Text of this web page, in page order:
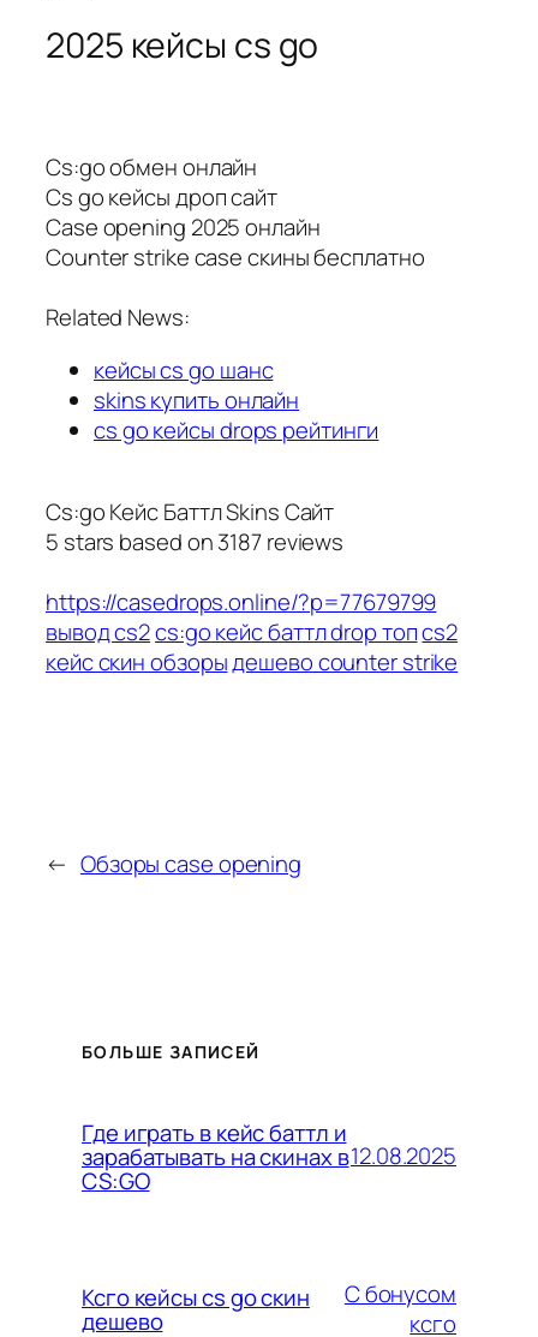
2025 кейсы cs go
Cs:go обмен онлайн
Cs go кейсы дроп сайт
Case opening 2025 онлайн
Counter strike case скины бесплатно
Related News:
кейсы cs go шанс
skins купить онлайн
cs go кейсы drops рейтинги
Cs:go Кейс Баттл Skins Сайт
5 stars based on3187reviews
https://casedrops.online/?p=77679799
вывод cs2cs:go кейс баттл drop топcs2
кейс скин обзорыдешево counter strike
← Обзоры case opening
БОЛЬШЕ ЗАПИСЕЙ
Где играть в кейс баттл и
зарабатывать на скинах в
CS:GO
12.08.2025
Ксго кейсы cs go скин
дешево
С бонусом
ксго